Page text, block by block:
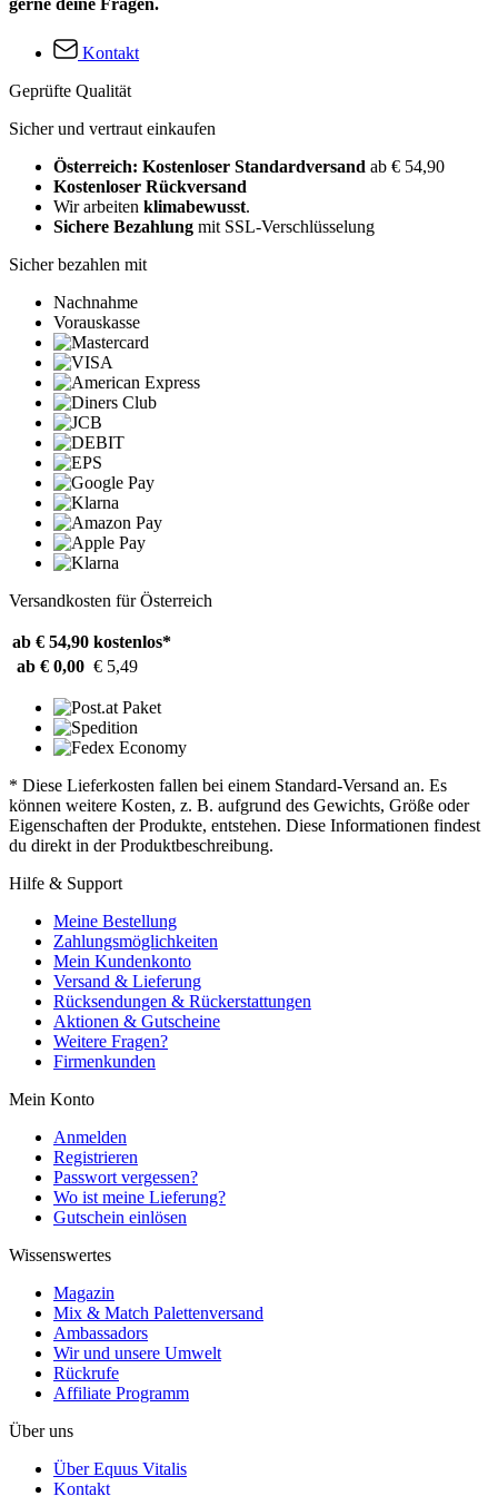
gerne deine Fragen.
Kontakt
Geprüfte Qualität
Sicher und vertraut einkaufen
Österreich: Kostenloser Standardversand ab € 54,90
Kostenloser Rückversand
Wir arbeiten klimabewusst.
Sichere Bezahlung mit SSL-Verschlüsselung
Sicher bezahlen mit
Nachnahme
Vorauskasse
Versandkosten für Österreich
ab € 54,90 kostenlos*
ab € 0,00 € 5,49
* Diese Lieferkosten fallen bei einem Standard-Versand an. Es
können weitere Kosten, z. B. aufgrund des Gewichts, Größe oder
Eigenschaften der Produkte, entstehen. Diese Informationen findest
du direkt in der Produktbeschreibung.
Hilfe & Support
Meine Bestellung
Zahlungsmöglichkeiten
Mein Kundenkonto
Versand & Lieferung
Rücksendungen & Rückerstattungen
Aktionen & Gutscheine
Weitere Fragen?
Firmenkunden
Mein Konto
Anmelden
Registrieren
Passwort vergessen?
Wo ist meine Lieferung?
Gutschein einlösen
Wissenswertes
Magazin
Mix & Match Palettenversand
Ambassadors
Wir und unsere Umwelt
Rückrufe
Affiliate Programm
Über uns
Über Equus Vitalis
Kontakt